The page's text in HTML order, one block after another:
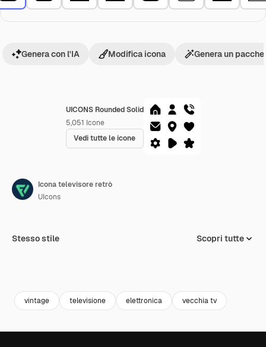
UICONS Rounded Solid
5,051 Icone
Vedi tutte le icone
Genera con l'IA Modifica icona Genera un
Icona televisore retrò
UIcons
Stesso stile Scopri tutte
vintage televisione elettronica vecchia tv